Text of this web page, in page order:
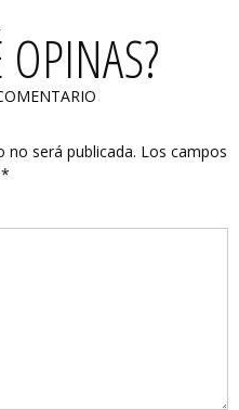
OPINAS?
no será publicada. Los campos
*